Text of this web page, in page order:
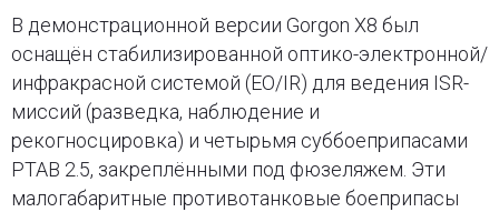
В демонстрационной версии Gorgon X8 был
оснащён стабилизированной оптико-электронной/
инфракрасной системой (EO/IR) для ведения ISR-
миссий (разведка, наблюдение и
рекогносцировка) и четырьмя суббоеприпасами
PTAB 2.5, закреплёнными под фюзеляжем. Эти
малогабаритные противотанковые боеприпасы